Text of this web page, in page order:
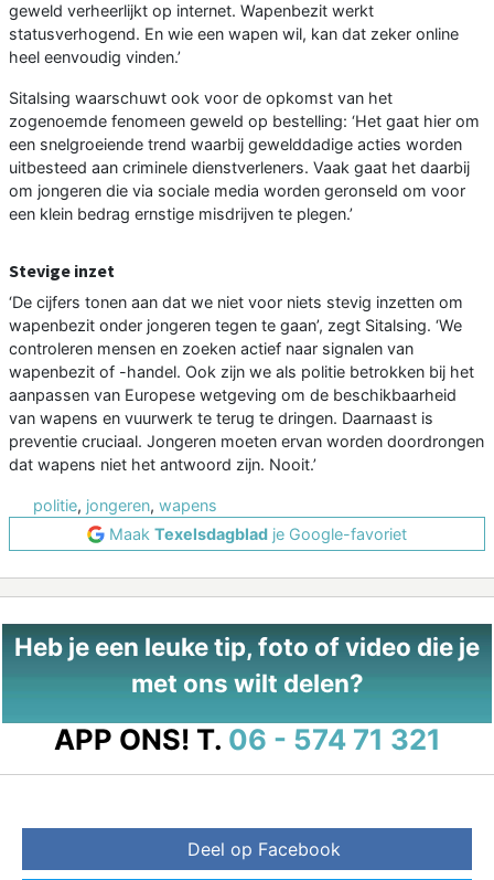
geweld verheerlijkt op internet. Wapenbezit werkt
statusverhogend. En wie een wapen wil, kan dat zeker online
heel eenvoudig vinden.’
Sitalsing waarschuwt ook voor de opkomst van het
zogenoemde fenomeen geweld op bestelling: ‘Het gaat hier om
een snelgroeiende trend waarbij gewelddadige acties worden
uitbesteed aan criminele dienstverleners. Vaak gaat het daarbij
om jongeren die via sociale media worden geronseld om voor
een klein bedrag ernstige misdrijven te plegen.’
Stevige inzet
‘De cijfers tonen aan dat we niet voor niets stevig inzetten om
wapenbezit onder jongeren tegen te gaan’, zegt Sitalsing. ‘We
controleren mensen en zoeken actief naar signalen van
wapenbezit of -handel. Ook zijn we als politie betrokken bij het
aanpassen van Europese wetgeving om de beschikbaarheid
van wapens en vuurwerk te terug te dringen. Daarnaast is
preventie cruciaal. Jongeren moeten ervan worden doordrongen
dat wapens niet het antwoord zijn. Nooit.’
politie, jongeren, wapens
Maak Texelsdagblad je Google-favoriet
Heb je een leuke tip, foto of video die je
met ons wilt delen?
APP ONS! T. 06 - 574 71 321
Deel op Facebook